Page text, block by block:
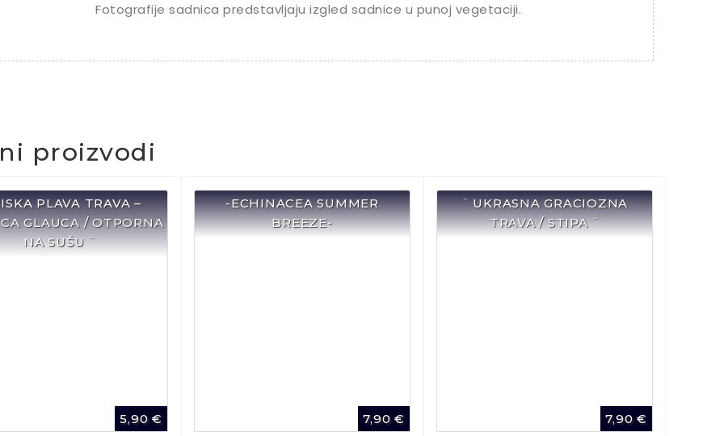
Fotografije sadnica predstavljaju izgled sadnice u punoj vegetaciji.
proizvodi
PLAVA TRAVA –
GLAUCA / OTPORNA
NA SUŠU ¨
5,90€
-ECHINACEA SUMMER
BREEZE-
7,90€
¨ UKRASNA GRACIOZNA
TRAVA / STIPA ¨
7,90€